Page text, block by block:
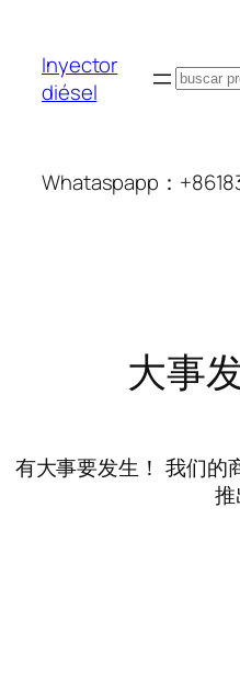
Inyector
diésel
搜
Whataspapp：
大事
有大事要发生！ 我们的
推